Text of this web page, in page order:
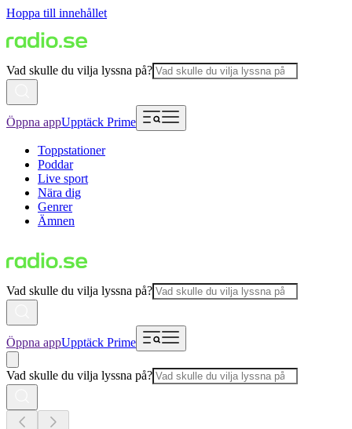
Hoppa till innehållet
Vad skulle du vilja lyssna på?
Öppna appUpptäck Prime
Toppstationer
Poddar
Live sport
Nära dig
Genrer
Ämnen
Vad skulle du vilja lyssna på?
Öppna appUpptäck Prime
Vad skulle du vilja lyssna på?